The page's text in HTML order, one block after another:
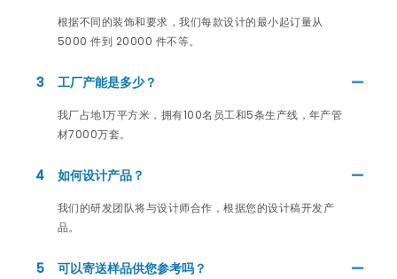
根据不同的装饰和要求，我们每款设计的最小起订量从
5000 件到 20000 件不等。
3 工厂产能是多少？
我厂占地1万平方米，拥有100名员工和5条生产线，年产管
材7000万套。
4 如何设计产品？
我们的研发团队将与设计师合作，根据您的设计稿开发产
品。
5 可以寄送样品供您参考吗？